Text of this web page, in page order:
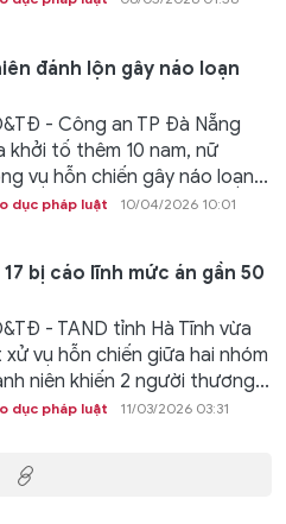
đánh lộn gây náo loạn
- Công an TP Đà Nẵng
khởi tố thêm 10 nam, nữ
vụ hỗn chiến gây náo loạn...
dục pháp luật 10/04/2026 10:01
bị cáo lĩnh mức án gần 50
- TAND tỉnh Hà Tĩnh vừa
xử vụ hỗn chiến giữa hai nhóm
niên khiến 2 người thương...
dục pháp luật 11/03/2026 03:31